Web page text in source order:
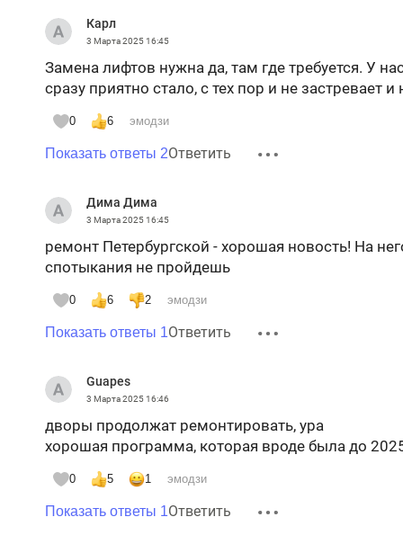
Карл
3 Марта 202516:45
Замена лифтов нужна да, там где требуется. У
сразу приятно стало, с тех пор и не застревает и
0 6 эмодзи
Показать ответы 2Ответить
Дима Дима
3 Марта 202516:45
ремонт Петербургской - хорошая новость! На
спотыкания не пройдешь
0 6 2 эмодзи
Показать ответы 1Ответить
Guapes
3 Марта 202516:46
дворы продолжат ремонтировать, ура
хорошая программа, которая вроде была до
0 5 1 эмодзи
Показать ответы 1Ответить